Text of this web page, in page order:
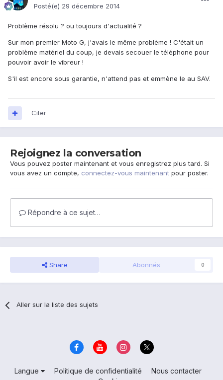
Posté(e) 29 décembre 2014
Problème résolu ? ou toujours d'actualité ?
Sur mon premier Moto G, j'avais le même problème ! C'était un
problème matériel du coup, je devais secouer le téléphone pour
pouvoir avoir le vibreur !
S'il est encore sous garantie, n'attend pas et emmène le au SAV.
Citer
Rejoignez la conversation
Vous pouvez poster maintenant et vous enregistrez plus tard. Si
vous avez un compte, connectez-vous maintenant pour poster.
Répondre à ce sujet…
Share Abonnés 0
Aller sur la liste des sujets
Langue Politique de confidentialité
Nous contacter